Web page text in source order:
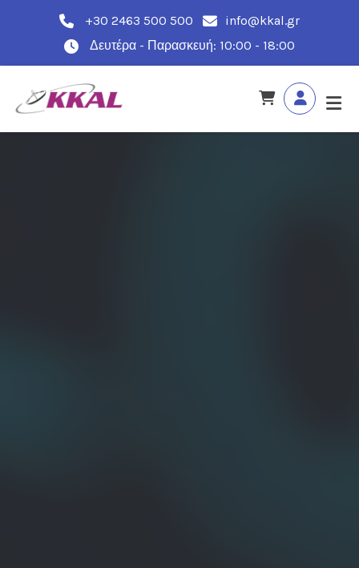
+30 2463 500 500
info@kkal.gr
Δευτέρα - Παρασκευή: 10:00 - 18:00